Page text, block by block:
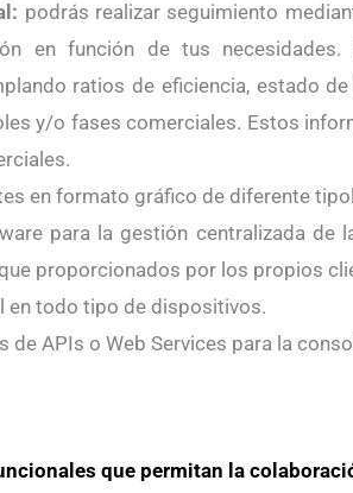
podrás realizar seguimiento
en función de tus
ratios de eficiencia, estado
y/o fases comerciales. Estos
en formato gráfico de diferente
para la gestión centralizada
proporcionados por los propios
en todo tipo de dispositivos.
de APIs o Web Services para la
que permitan la